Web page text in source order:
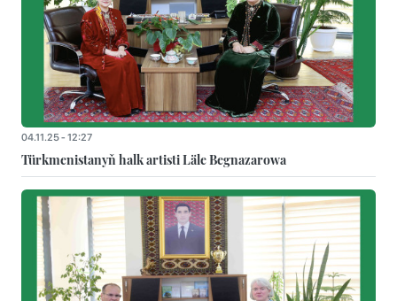
04.11.25 - 12:27
Türkmenistanyň halk artisti Läle Begnazarowa